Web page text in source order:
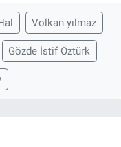
Volkan yılmaz
Gözde İstif Öztürk